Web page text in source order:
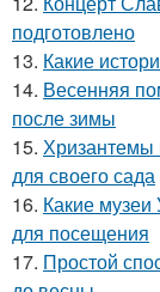
подготовлено
13. Какие
14. Весенняя
после зимы
15. Хризантемы
для своего сада
16. Какие музеи
для посещения
17. Простой